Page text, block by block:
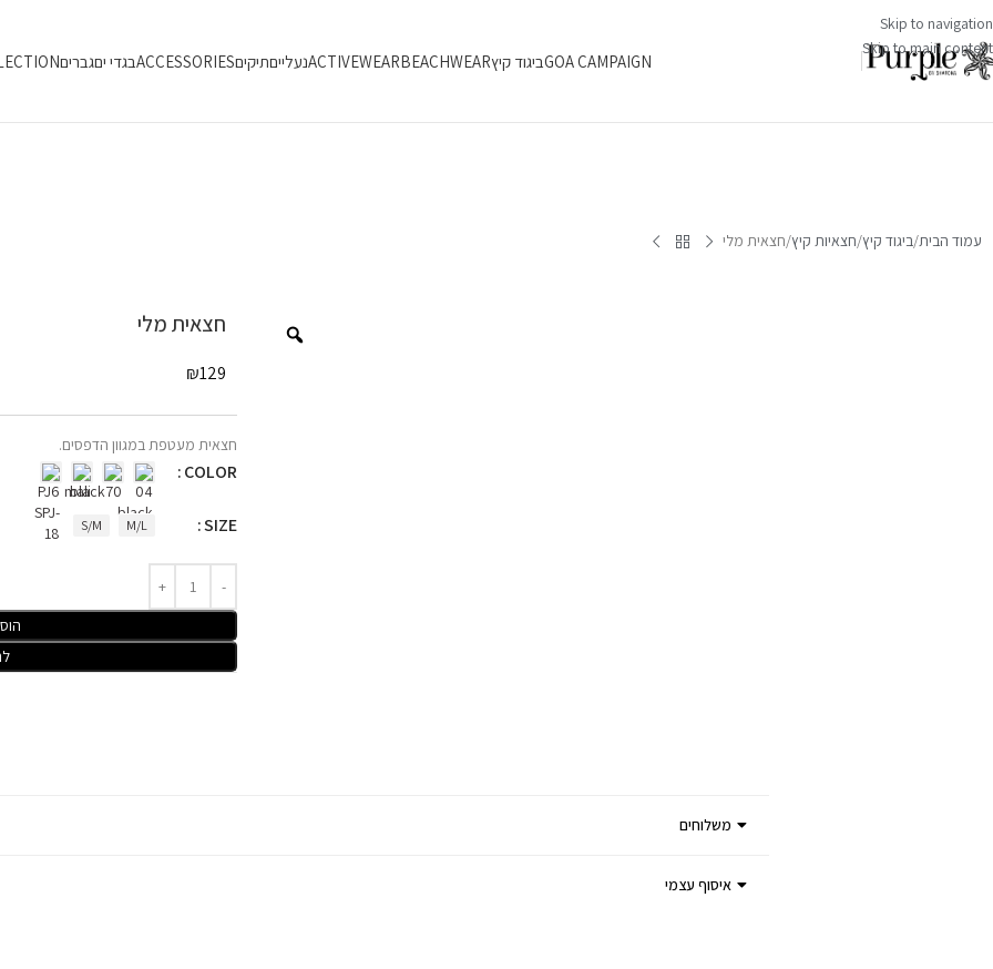
Skip to navigation
Skip to main content
GOA CAMPAIGNביגוד קיץBEACHWEAR
ACTIVEWEARנעלייםתיקיםACCESSORIESבגדי יםגברים
עמוד הבית ביגוד קיץ חצאיות קיץ חצאית מלי
חצאית מלי
₪129
חצאית מעטפת במגוון הדפסים.
COLOR
SIZE
M/L
S/M
משלוחים
איסוף עצמי